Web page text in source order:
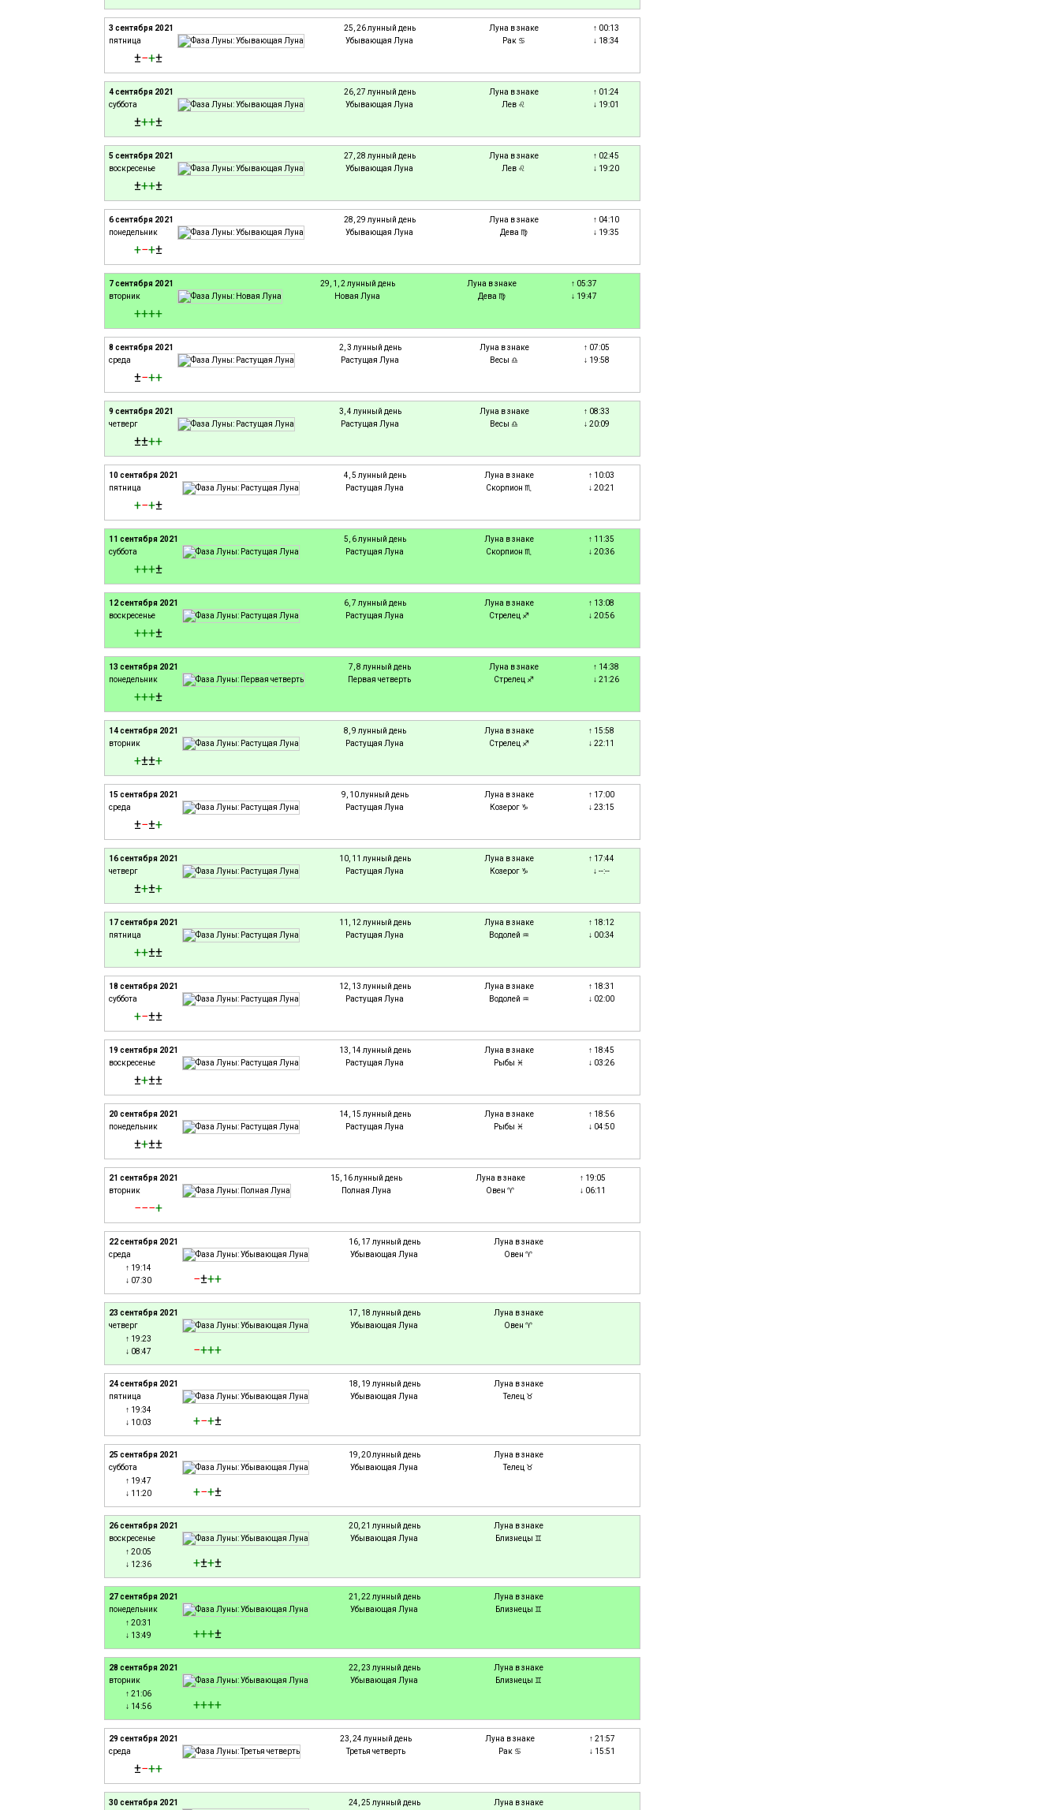
3 сентября 2021
пятница
25, 26 лунный день
Убывающая Луна
Луна в знаке
Рак ♋
↑ 00:13
↓ 18:34
±−+±
4 сентября 2021
суббота
26, 27 лунный день
Убывающая Луна
Луна в знаке
Лев ♌
↑ 01:24
↓ 19:01
±++±
5 сентября 2021
воскресенье
27, 28 лунный день
Убывающая Луна
Луна в знаке
Лев ♌
↑ 02:45
↓ 19:20
±++±
6 сентября 2021
понедельник
28, 29 лунный день
Убывающая Луна
Луна в знаке
Дева ♍
↑ 04:10
↓ 19:35
+−+±
7 сентября 2021
вторник
29, 1, 2 лунный день
Новая Луна
Луна в знаке
Дева ♍
↑ 05:37
↓ 19:47
++++
8 сентября 2021
среда
2, 3 лунный день
Растущая Луна
Луна в знаке
Весы ♎
↑ 07:05
↓ 19:58
±−++
9 сентября 2021
четверг
3, 4 лунный день
Растущая Луна
Луна в знаке
Весы ♎
↑ 08:33
↓ 20:09
±±++
10 сентября 2021
пятница
4, 5 лунный день
Растущая Луна
Луна в знаке
Скорпион ♏
↑ 10:03
↓ 20:21
+−+±
11 сентября 2021
суббота
5, 6 лунный день
Растущая Луна
Луна в знаке
Скорпион ♏
↑ 11:35
↓ 20:36
+++±
12 сентября 2021
воскресенье
6, 7 лунный день
Растущая Луна
Луна в знаке
Стрелец ♐
↑ 13:08
↓ 20:56
+++±
13 сентября 2021
понедельник
7, 8 лунный день
Первая четверть
Луна в знаке
Стрелец ♐
↑ 14:38
↓ 21:26
+++±
14 сентября 2021
вторник
8, 9 лунный день
Растущая Луна
Луна в знаке
Стрелец ♐
↑ 15:58
↓ 22:11
+±±+
15 сентября 2021
среда
9, 10 лунный день
Растущая Луна
Луна в знаке
Козерог ♑
↑ 17:00
↓ 23:15
±−±+
16 сентября 2021
четверг
10, 11 лунный день
Растущая Луна
Луна в знаке
Козерог ♑
↑ 17:44
↓ --:--
±+±+
17 сентября 2021
пятница
11, 12 лунный день
Растущая Луна
Луна в знаке
Водолей ♒
↑ 18:12
↓ 00:34
++±±
18 сентября 2021
суббота
12, 13 лунный день
Растущая Луна
Луна в знаке
Водолей ♒
↑ 18:31
↓ 02:00
+−±±
19 сентября 2021
воскресенье
13, 14 лунный день
Растущая Луна
Луна в знаке
Рыбы ♓
↑ 18:45
↓ 03:26
±+±±
20 сентября 2021
понедельник
14, 15 лунный день
Растущая Луна
Луна в знаке
Рыбы ♓
↑ 18:56
↓ 04:50
±+±±
21 сентября 2021
вторник
15, 16 лунный день
Полная Луна
Луна в знаке
Овен ♈
↑ 19:05
↓ 06:11
−−−+
22 сентября 2021
среда
16, 17 лунный день
Убывающая Луна
Луна в знаке
Овен ♈
↑ 19:14
↓ 07:30
−±++
23 сентября 2021
четверг
17, 18 лунный день
Убывающая Луна
Луна в знаке
Овен ♈
↑ 19:23
↓ 08:47
−+++
24 сентября 2021
пятница
18, 19 лунный день
Убывающая Луна
Луна в знаке
Телец ♉
↑ 19:34
↓ 10:03
+−+±
25 сентября 2021
суббота
19, 20 лунный день
Убывающая Луна
Луна в знаке
Телец ♉
↑ 19:47
↓ 11:20
+−+±
26 сентября 2021
воскресенье
20, 21 лунный день
Убывающая Луна
Луна в знаке
Близнецы ♊
↑ 20:05
↓ 12:36
+±+±
27 сентября 2021
понедельник
21, 22 лунный день
Убывающая Луна
Луна в знаке
Близнецы ♊
↑ 20:31
↓ 13:49
+++±
28 сентября 2021
вторник
22, 23 лунный день
Убывающая Луна
Луна в знаке
Близнецы ♊
↑ 21:06
↓ 14:56
++++
29 сентября 2021
среда
23, 24 лунный день
Третья четверть
Луна в знаке
Рак ♋
↑ 21:57
↓ 15:51
±−++
30 сентября 2021 24, 25 лунный день Луна в знаке